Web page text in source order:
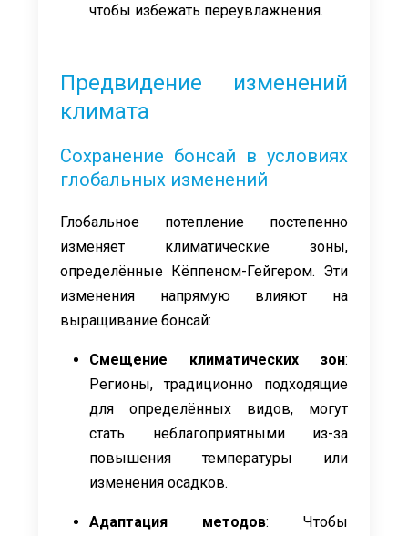
чтобы избежать переувлажнения.
Предвидение изменений
климата
Сохранение бонсай в условиях
глобальных изменений
Глобальное потепление постепенно
изменяет климатические зоны,
определённые Кёппеном-Гейгером. Эти
изменения напрямую влияют на
выращивание бонсай:
Смещение климатических зон:
Регионы, традиционно подходящие
для определённых видов, могут
стать неблагоприятными из-за
повышения температуры или
изменения осадков.
Адаптация методов: Чтобы